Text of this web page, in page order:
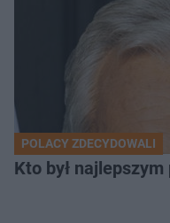
POLACY ZDECYDOWALI
Kto był